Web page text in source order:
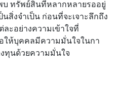
ทรัพย์สินที่หลากหลายรออยู่
สิ่งจําเป็น ก่อนที่จะเจาะลึกถึง
ะอย่างความเข้าใจที่
ให้บุคคลมีความมั่นใจในกา
ทุนด้วยความมั่นใจ